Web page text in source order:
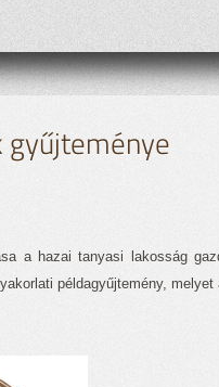
gyűjteménye
a hazai tanyasi lakosság
példagyűjtemény,